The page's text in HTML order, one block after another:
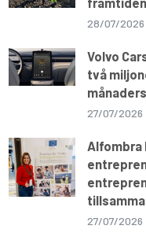
28/07/2026
Volvo
två
27/07/2026
Alfombra
27/07/2026